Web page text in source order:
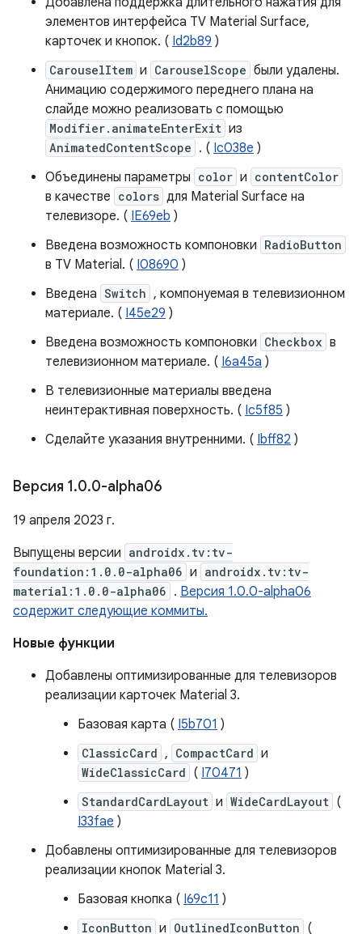
элементов интерфейса TV Material Surface,
карточек и кнопок. ( Id2b89 )
CarouselItem и CarouselScope были удалены.
Анимацию содержимого переднего плана на
слайде можно реализовать с помощью
Modifier.animateEnterExit из
AnimatedContentScope . ( Ic038e )
Объединены параметры color и contentColor
в качестве colors для Material Surface на
телевизоре. ( IE69eb )
Введена возможность компоновки RadioButton
в TV Material. ( I08690 )
Введена Switch , компонуемая в телевизионном
материале. ( I45e29 )
Введена возможность компоновки Checkbox в
телевизионном материале. ( I6a45a )
В телевизионные материалы введена
неинтерактивная поверхность. ( Ic5f85 )
Сделайте указания внутренними. ( Ibff82 )
Версия 1.0.0-alpha06
19 апреля 2023 г.
Выпущены версии androidx.tv:tv-
foundation:1.0.0-alpha06 и androidx.tv:tv-
material:1.0.0-alpha06 . Версия 1.0.0-alpha06
содержит следующие коммиты.
Новые функции
Добавлены оптимизированные для телевизоров
реализации карточек Material 3.
Базовая карта ( I5b701 )
ClassicCard , CompactCard и
WideClassicCard ( I70471 )
StandardCardLayout и WideCardLayout (
I33fae )
Добавлены оптимизированные для телевизоров
реализации кнопок Material 3.
Базовая кнопка ( I69c11 )
IconButton и OutlinedIconButton (